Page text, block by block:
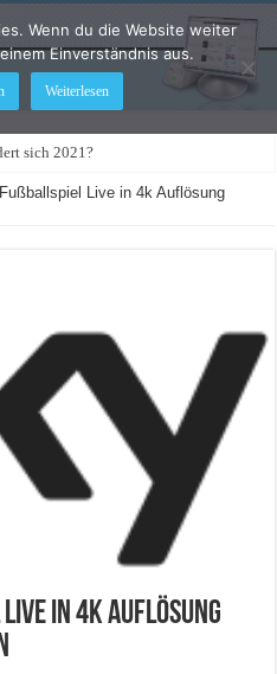
sich 2021?
Live in 4k Auflösung
in 4k Auflösung
Wenn du die Website weiter
Einverständnis aus.
Weiterlesen